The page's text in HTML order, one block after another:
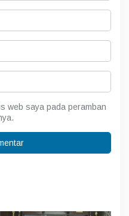
web saya pada peramban